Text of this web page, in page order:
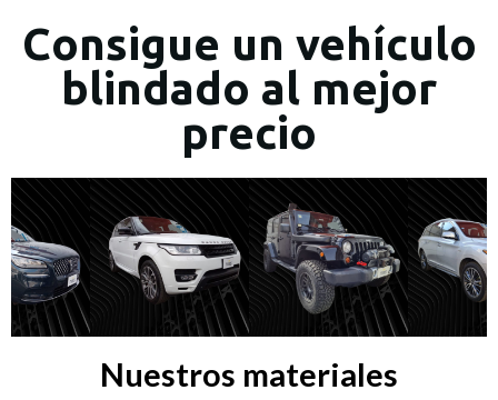
Consigue un vehículo
blindado al mejor
precio
Nuestros materiales